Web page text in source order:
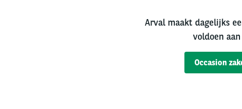
Arval maakt dagelijks
voldoen
Occasion